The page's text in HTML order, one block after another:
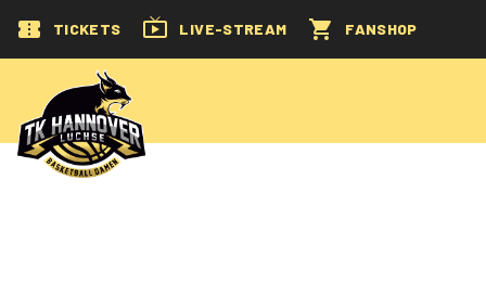
TICKETS LIVE-STREAM FANSHOP